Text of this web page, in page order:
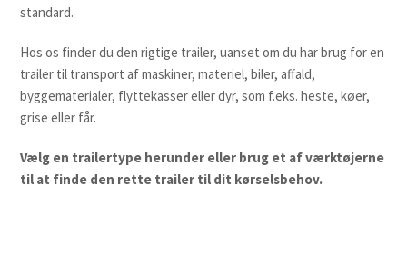
standard.
Hos os finder du den rigtige trailer, uanset om du har brug for en
trailer til transport af maskiner, materiel, biler, affald,
byggematerialer, flyttekasser eller dyr, som f.eks. heste, køer,
grise eller får.
Vælg en trailertype herunder eller brug et af værktøjerne
til at finde den rette trailer til dit kørselsbehov.